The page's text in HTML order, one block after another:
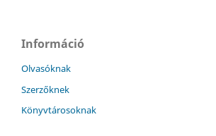
Információ
Olvasóknak
Szerzőknek
Könyvtárosoknak